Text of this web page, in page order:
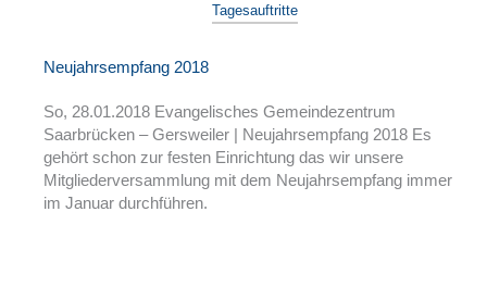
Tagesauftritte
Neujahrsempfang 2018
So, 28.01.2018 Evangelisches Gemeindezentrum
Saarbrücken – Gersweiler | Neujahrsempfang 2018 Es
gehört schon zur festen Einrichtung das wir unsere
Mitgliederversammlung mit dem Neujahrsempfang immer
im Januar durchführen.